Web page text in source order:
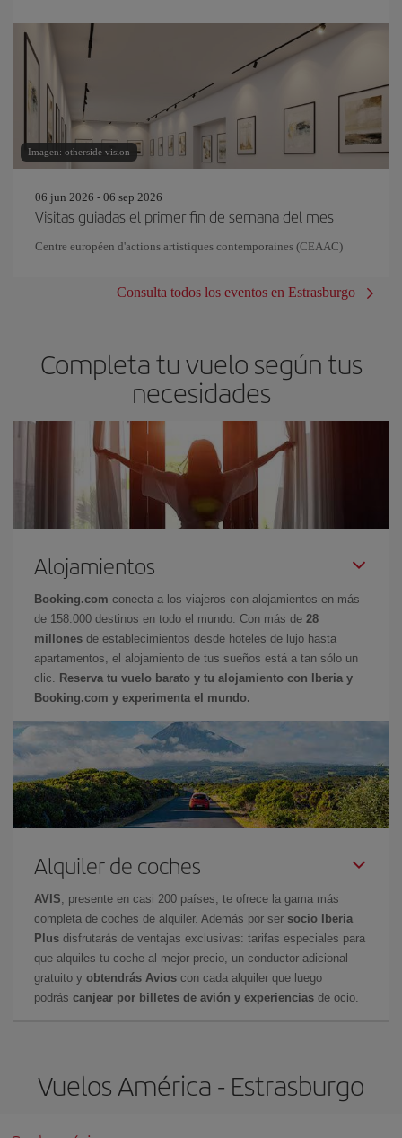
Imagen: otherside vision
06 jun 2026 - 06 sep 2026
Visitas guiadas el primer fin de semana del mes
Centre européen d'actions artistiques contemporaines (CEAAC)
Consulta todos los eventos en Estrasburgo
Completa tu vuelo según tus
necesidades
Alojamientos
Booking.com conecta a los viajeros con alojamientos en más
de 158.000 destinos en todo el mundo. Con más de 28
millones de establecimientos desde hoteles de lujo hasta
apartamentos, el alojamiento de tus sueños está a tan sólo un
clic.
Reserva tu vuelo barato y tu alojamiento con Iberia y
Booking.com y experimenta el mundo.
Alquiler de coches
AVIS , presente en casi 200 países, te ofrece la gama más
completa de coches de alquiler. Además por ser socio Iberia
Plus disfrutarás de ventajas exclusivas: tarifas especiales para
que alquiles tu coche al mejor precio, un conductor adicional
gratuito y obtendrás Avios con cada alquiler que luego
podrás canjear por billetes de avión y experiencias de ocio.
Vuelos América - Estrasburgo